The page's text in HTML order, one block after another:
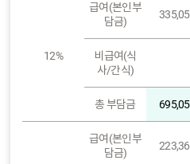
12%
급여(본인부
담금)
비급여(식
사/간식)
총 부담금
급여(본인부
담금)